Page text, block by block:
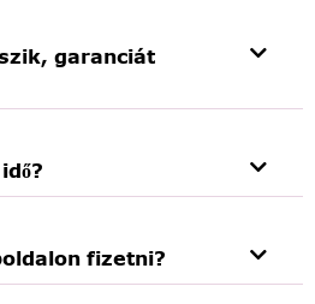
garanciát
fizetni?